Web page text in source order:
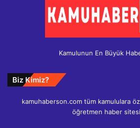
Kamulunun En Büyük
Biz Kimiz?
kamuhaberson.com tüm kamululara
öğretmen haber